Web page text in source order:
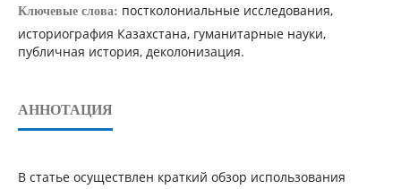
Ключевые слова: постколониальные исследования,
историография Казахстана, гуманитарные науки,
публичная история, деколонизация.
АННОТАЦИЯ
В статье осуществлен краткий обзор использования